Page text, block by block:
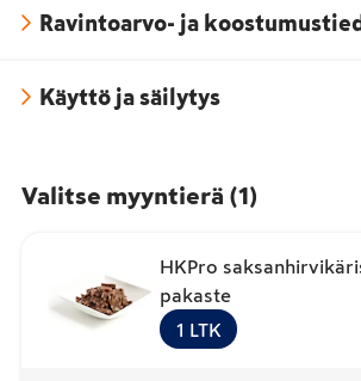
Ravintoarvo- ja
Käyttö ja säilytys
Valitse myyntierä (1 )
HKPro
pakaste
1 LTK